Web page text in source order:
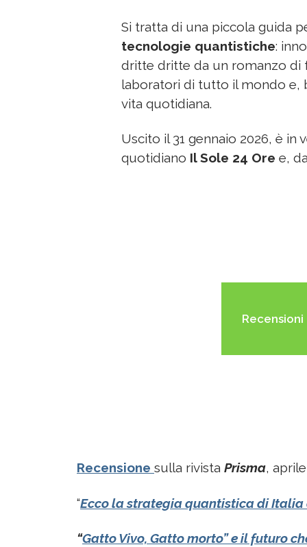
Si tratta di una piccola guida
tecnologie quantistiche:
dritte dritte da un romanzo di
laboratori di tutto il mondo e,
vita quotidiana.
Uscito il 31 gennaio 2026, è
quotidiano Il Sole 24 Ore e,
Recensioni
Recensione sulla rivista Prisma,
“Ecco la strategia quantistica di
“Gatto Vivo, Gatto morto” e il futuro